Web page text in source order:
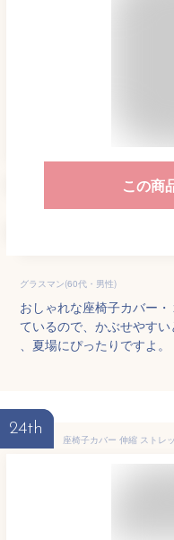
この商
グラスマン(60代・男性)
おしゃれな座椅子カバー
ているので、かぶせやす
、夏場にぴったりですよ。
24th